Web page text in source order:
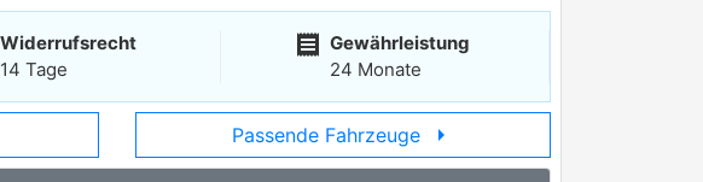
Widerrufsrecht
14 Tage
receipt Gewährleistung
24 Monate
Passende Fahrzeuge arrow_right